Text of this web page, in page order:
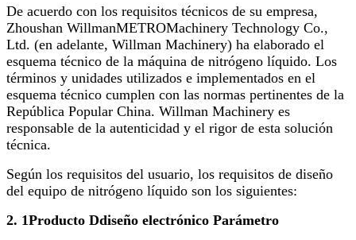
De acuerdo con los requisitos técnicos de su empresa,
Zhoushan WillmanMETROMachinery Technology Co.,
Ltd. (en adelante, Willman Machinery) ha elaborado el
esquema técnico de la máquina de nitrógeno líquido. Los
términos y unidades utilizados e implementados en el
esquema técnico cumplen con las normas pertinentes de la
República Popular China. Willman Machinery es
responsable de la autenticidad y el rigor de esta solución
técnica.
Según los requisitos del usuario, los requisitos de diseño
del equipo de nitrógeno líquido son los siguientes:
2. 1Producto Ddiseño electrónico Parámetro